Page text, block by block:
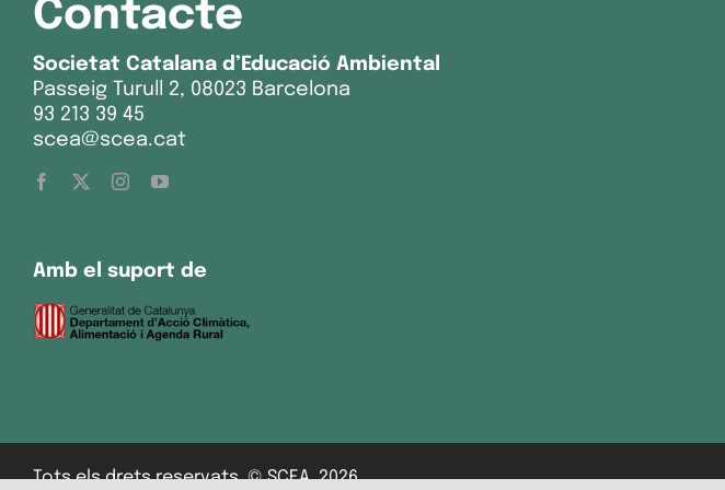
Contacte
Societat Catalana d’Educació Ambiental
Passeig Turull 2, 08023 Barcelona
93 213 39 45
scea@scea.cat
Amb el suport de
Tots els drets reservats. © SCEA, 2026